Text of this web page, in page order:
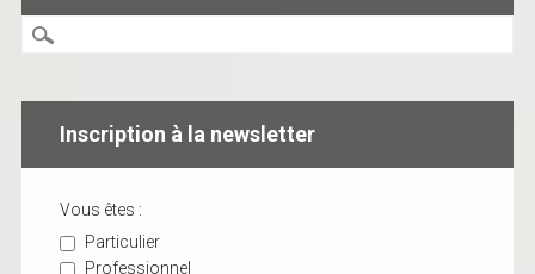
Inscription à la newsletter
Vous êtes :
Particulier
Professionnel